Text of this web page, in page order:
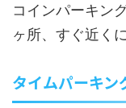
コインパーキン
ヶ所、すぐ近く
タイムパーキン